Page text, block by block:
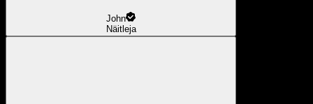
John
Näitleja